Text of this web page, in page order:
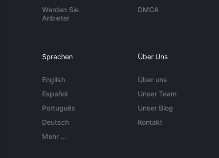
Werden Sie
Anbieter
DMCA
Sprachen
English
Español
Português
Deutsch
Mehr ...
Über Uns
Über uns
Unser Team
Unser Blog
Kontakt